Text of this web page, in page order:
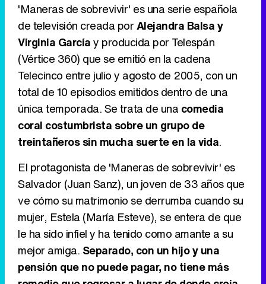
'Maneras de sobrevivir' es una serie española
de televisión creada porAlejandra Balsa y
Virginia Garcíay producida por Telespán
(Vértice 360) que se emitió en la cadena
Telecinco entre julio y agosto de 2005, con un
total de 10 episodios emitidos dentro de una
única temporada. Se trata de una comedia
coral costumbrista sobre un grupo de
treintañeros sin mucha suerte en la vida.
El protagonista de 'Maneras de sobrevivir' es
Salvador (Juan Sanz), un joven de 33 años que
ve cómo su matrimonio se derrumba cuando su
mujer, Estela (María Esteve), se entera de que
le ha sido infiel y ha tenido como amante a su
mejor amiga. Separado, con un hijo y una
pensión que no puede pagar, no tiene más